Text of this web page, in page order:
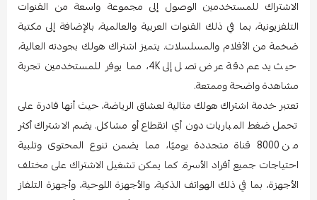
الاشتراك للمستخدمين الوصول إلى مجموعة واسعة من القنوات
التلفزيونية، بما في ذلك القنوات العربية والعالمية، بالإضافة إلى مكتبة
ضخمة من الأفلام والمسلسلات. يتميز اشتراك هولك بجودته العالية،
حيث يدعم دقة عرض تصل إلى 4K، مما يوفر للمستخدمين تجربة
مشاهدة واضحة وممتعة.
تعتبر خدمة اشتراك هولك مثالية لعشاق الرياضة، حيث أنها قادرة على
تحمل ضغط المباريات دون أي انقطاع أو مشاكل. يضم الاشتراك أكثر
من 8000 قناة متجددة يوميًا، مما يضمن تنوع المحتوى وتلبية
احتياجات جميع أفراد الأسرة. كما يمكن تشغيل الاشتراك على مختلف
الأجهزة، بما في ذلك الهواتف الذكية، والأجهزة اللوحية، وأجهزة التلفاز